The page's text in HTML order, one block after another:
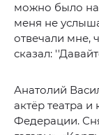
можно было
меня не
отвечали мне,
сказал:
Анатолий
актёр театра
Федерации.